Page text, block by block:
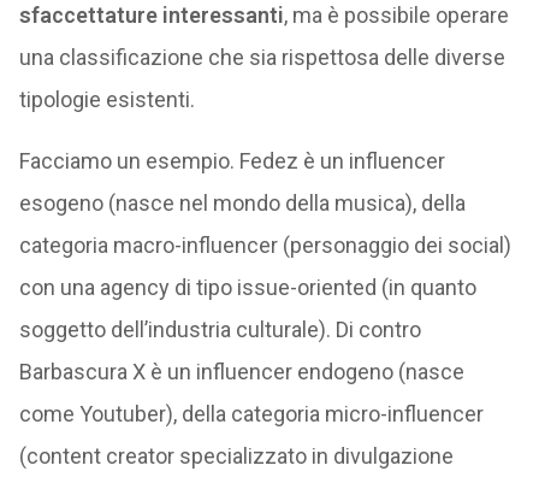
sfaccettature interessanti, ma è possibile operare
una classificazione che sia rispettosa delle diverse
tipologie esistenti.
Facciamo un esempio. Fedez è un influencer
esogeno (nasce nel mondo della musica), della
categoria macro-influencer (personaggio dei social)
con una agency di tipo issue-oriented (in quanto
soggetto dell’industria culturale). Di contro
Barbascura X è un influencer endogeno (nasce
come Youtuber), della categoria micro-influencer
(content creator specializzato in divulgazione